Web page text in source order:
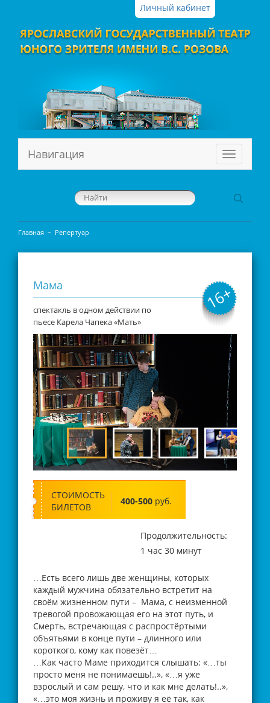
Личный кабинет
Меню
Навигация
Главная ~ Репертуар
Мама
спектакль в одном действии по
пьесе Карела Чапека «Мать»
16+
СТОИМОСТЬ
БИЛЕТОВ
400-500 руб.
Продолжительность:
1 час 30 минут
…Есть всего лишь две женщины, которых
каждый мужчина обязательно встретит на
своём жизненном пути – Мама, с неизменной
тревогой провожающая его на этот путь, и
Смерть, встречающая с распростёртыми
объятьями в конце пути – длинного или
короткого, кому как повезёт…
…Как часто Маме приходится слышать: «…ты
просто меня не понимаешь!..», «…я уже
взрослый и сам решу, что и как мне делать!..»,
«…это моя жизнь и проживу я её так, как